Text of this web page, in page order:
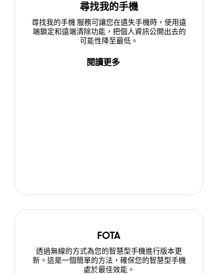
尋找我的手機
尋找我的手機 服務可讓您在遺失手機時，使用遠
端鎖定和遠端清除功能，把個人資訊公開出去的
可能性降至最低。
閱讀更多
FOTA
透過無線的方式為您的智慧型手機進行版本更
新。這是一個簡單的方法，確保您的智慧型手機
處於最佳效能。